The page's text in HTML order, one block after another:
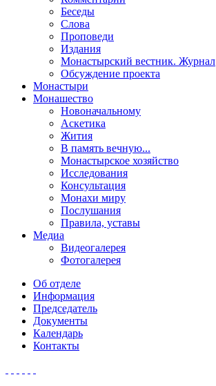
Беседы
Слова
Проповеди
Издания
Монастырский вестник. Журнал
Обсуждение проекта
Монастыри
Монашество
Новоначальному
Аскетика
Жития
В память вечную...
Монастырское хозяйство
Исследования
Консультация
Монахи миру
Послушания
Правила, уставы
Медиа
Видеогалерея
Фотогалерея
Об отделе
Информация
Председатель
Документы
Календарь
Контакты